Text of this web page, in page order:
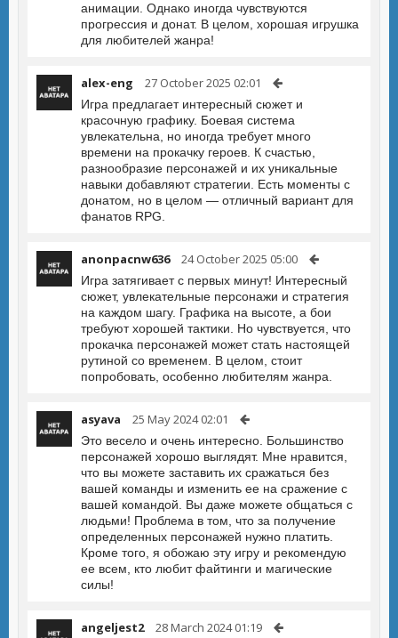
анимации. Однако иногда чувствуются
прогрессия и донат. В целом, хорошая игрушка
для любителей жанра!
alex-eng 27 October 2025 02:01
Игра предлагает интересный сюжет и
красочную графику. Боевая система
увлекательна, но иногда требует много
времени на прокачку героев. К счастью,
разнообразие персонажей и их уникальные
навыки добавляют стратегии. Есть моменты с
донатом, но в целом — отличный вариант для
фанатов RPG.
anonpacnw636 24 October 2025 05:00
Игра затягивает с первых минут! Интересный
сюжет, увлекательные персонажи и стратегия
на каждом шагу. Графика на высоте, а бои
требуют хорошей тактики. Но чувствуется, что
прокачка персонажей может стать настоящей
рутиной со временем. В целом, стоит
попробовать, особенно любителям жанра.
asyava 25 May 2024 02:01
Это весело и очень интересно. Большинство
персонажей хорошо выглядят. Мне нравится,
что вы можете заставить их сражаться без
вашей команды и изменить ее на сражение с
вашей командой. Вы даже можете общаться с
людьми! Проблема в том, что за получение
определенных персонажей нужно платить.
Кроме того, я обожаю эту игру и рекомендую
ее всем, кто любит файтинги и магические
силы!
angeljest2 28 March 2024 01:19